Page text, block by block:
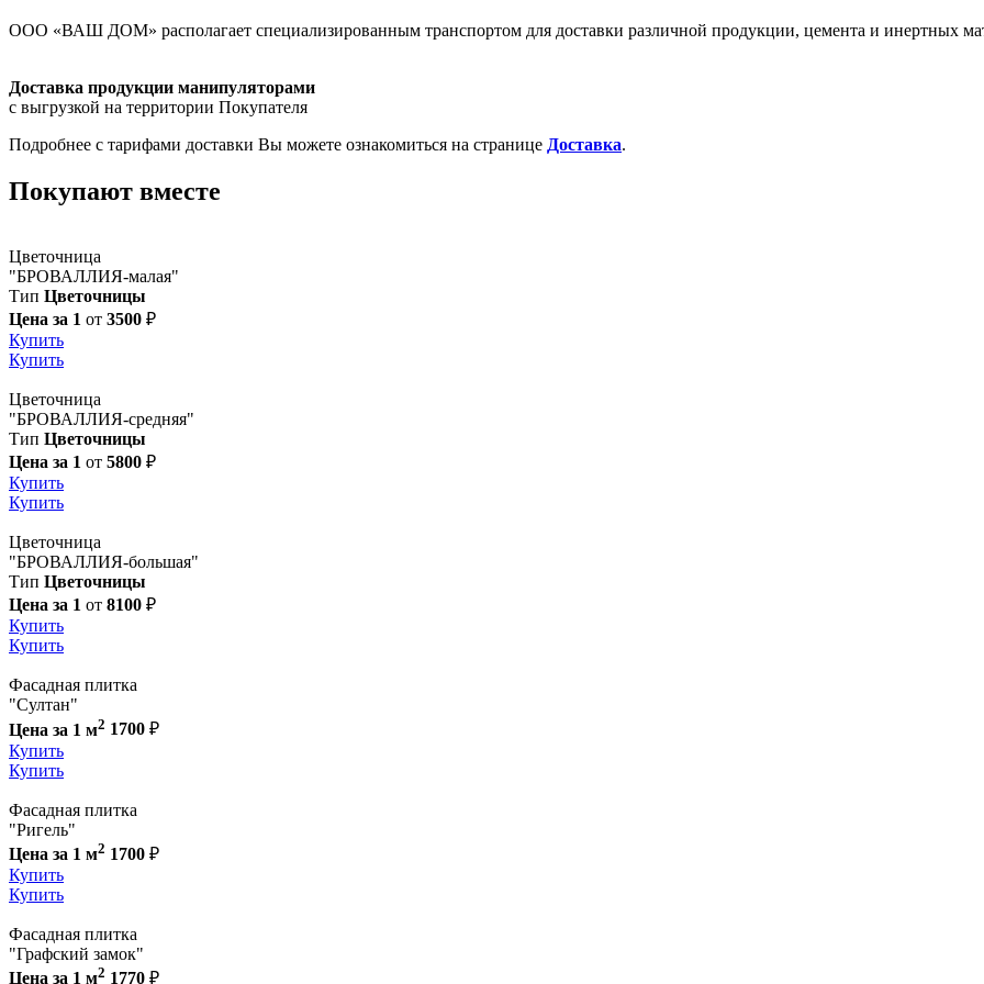
ООО «ВАШ ДОМ» располагает специализированным транспортом для доставки различной продукции, цемента и инертных
Доставка продукции манипуляторами
с выгрузкой на территории Покупателя
Подробнее с тарифами доставки Вы можете ознакомиться на странице Доставка.
Покупают вместе
Цветочница
"БРОВАЛЛИЯ-малая"
Тип Цветочницы
Цена за 1 от 3500 ₽
Купить
Купить
Цветочница
"БРОВАЛЛИЯ-средняя"
Тип Цветочницы
Цена за 1 от 5800 ₽
Купить
Купить
Цветочница
"БРОВАЛЛИЯ-большая"
Тип Цветочницы
Цена за 1 от 8100 ₽
Купить
Купить
Фасадная плитка
"Султан"
Цена за 1 м2 1700 ₽
Купить
Купить
Фасадная плитка
"Ригель"
Цена за 1 м2 1700 ₽
Купить
Купить
Фасадная плитка
"Графский замок"
Цена за 1 м2 1770 ₽